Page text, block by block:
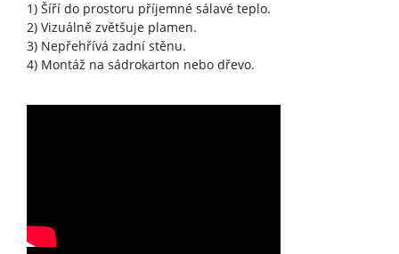
1) Šíří do prostoru příjemné sálavé teplo.
2) Vizuálně zvětšuje plamen.
3) Nepřehřívá zadní stěnu.
4) Montáž na sádrokarton nebo dřevo.